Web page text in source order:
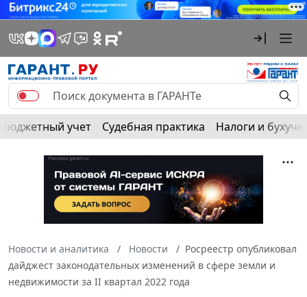
Бюджетный учет Судебная практика Налоги и
Новости и аналитика Новости
Росреестр опубликовал
дайджест законодательных изменений в сфере земли и
недвижимости за II квартал 2022 года